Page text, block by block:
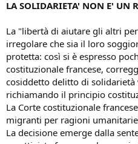
LA SOLIDARIETA' NON E' UN
La "libertà di aiutare gli altri
irregolare che sia il loro
protetta: così si è espresso
costituzionale francese,
cosiddetto delitto di
richiamando il principio
La Corte costituzionale
migranti per ragioni
La decisione emerge dalla